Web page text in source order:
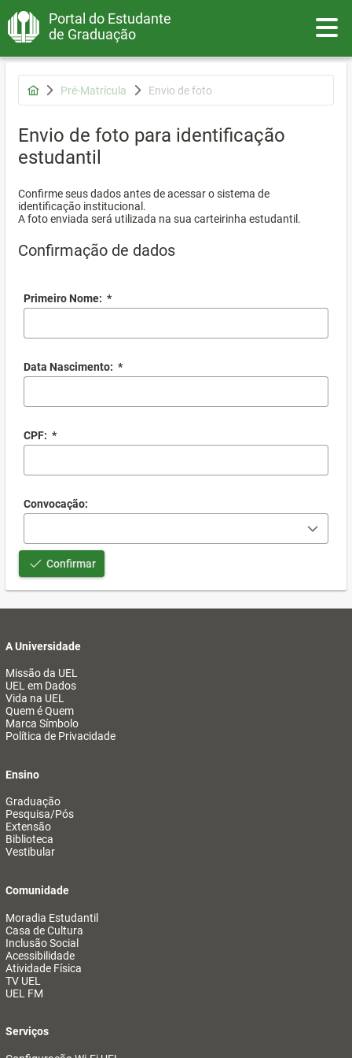
Portal do Estudante
de Graduação
Pré-Matrícula Envio de foto
Envio de foto para identificação
estudantil
Confirme seus dados antes de acessar o sistema de
identificação institucional.
A foto enviada será utilizada na sua carteirinha estudantil.
Confirmação de dados
Primeiro Nome: *
Data Nascimento: *
CPF: *
Convocação:
Confirmar
A Universidade
Missão da UEL
UEL em Dados
Vida na UEL
Quem é Quem
Marca Símbolo
Política de Privacidade
Ensino
Graduação
Pesquisa/Pós
Extensão
Biblioteca
Vestibular
Comunidade
Moradia Estudantil
Casa de Cultura
Inclusão Social
Acessibilidade
Atividade Física
TV UEL
UEL FM
Serviços